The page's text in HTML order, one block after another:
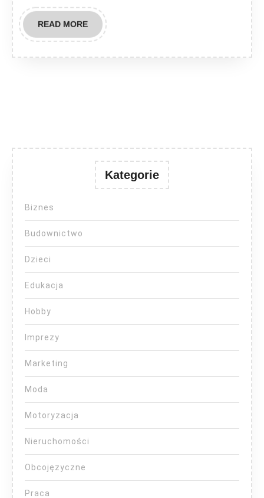
READ MOREREAD
MORE
Kategorie
Biznes
Budownictwo
Dzieci
Edukacja
Hobby
Imprezy
Marketing
Moda
Motoryzacja
Nieruchomości
Obcojęzyczne
Praca